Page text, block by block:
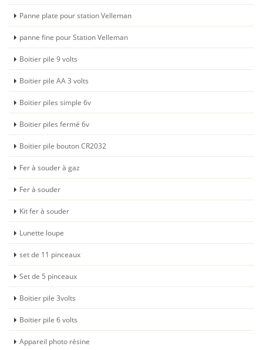
Panne plate pour station Velleman
panne fine pour Station Velleman
Boitier pile 9 volts
Boitier pile AA 3 volts
Boitier piles simple 6v
Boitier piles fermé 6v
Boitier pile bouton CR2032
Fer à souder à gaz
Fer à souder
Kit fer à souder
Lunette loupe
set de 11 pinceaux
Set de 5 pinceaux
Boitier pile 3volts
Boitier pile 6 volts
Appareil photo résine